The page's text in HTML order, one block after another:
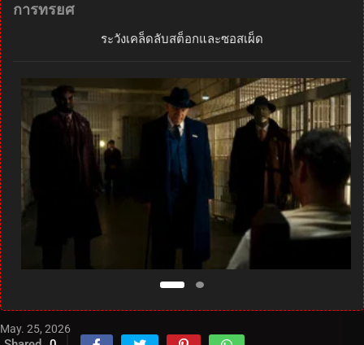
การทรยศ
ระวังเคล็ดลับสต็อกและซอสเผ็ด
May. 25, 2026